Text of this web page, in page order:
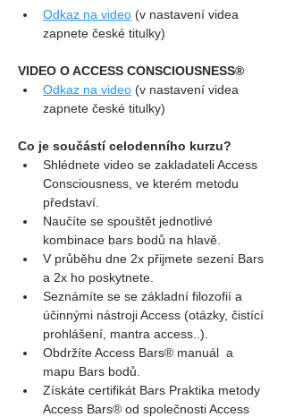
Odkaz na video (v nastavení videa
zapnete české titulky)
VIDEO O ACCESS CONSCIOUSNESS®
Odkaz na video (v nastavení videa
zapnete české titulky)
Co je součástí celodenního kurzu?
Shlédnete video se zakladateli Access
Consciousness, ve kterém metodu
představí.
Naučíte se spouštět jednotlivé
kombinace bars bodů na hlavě.
V průběhu dne 2x přijmete sezení Bars
a 2x ho poskytnete.
Seznámíte se se základní filozofií a
účinnými nástroji Access (otázky, čistící
prohlášení, mantra access..).
Obdržíte Access Bars® manuál  a
mapu Bars bodů.
Získáte certifikát Bars Praktika metody
Access Bars® od společnosti Access